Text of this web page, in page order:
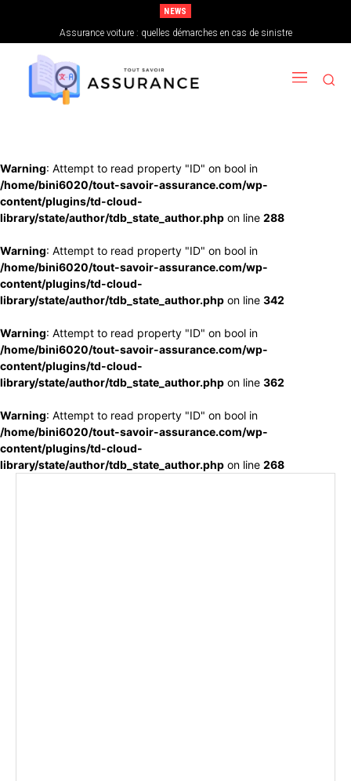
NEWS
Assurance habitation : les garanties optionnelles utiles
Warning: Attempt to read property "ID" on bool in
/home/bini6020/tout-savoir-assurance.com/wp-
content/plugins/td-cloud-
library/state/author/tdb_state_author.php on line 288
Warning: Attempt to read property "ID" on bool in
/home/bini6020/tout-savoir-assurance.com/wp-
content/plugins/td-cloud-
library/state/author/tdb_state_author.php on line 342
Warning: Attempt to read property "ID" on bool in
/home/bini6020/tout-savoir-assurance.com/wp-
content/plugins/td-cloud-
library/state/author/tdb_state_author.php on line 362
Warning: Attempt to read property "ID" on bool in
/home/bini6020/tout-savoir-assurance.com/wp-
content/plugins/td-cloud-
library/state/author/tdb_state_author.php on line 268